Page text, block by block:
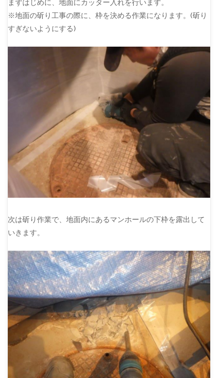
まずはじめに、地面にカッター入れを行います。
※地面の斫り工事の際に、枠を決める作業になります。(斫り
すぎないようにする)
次は斫り作業で、地面内にあるマンホールの下枠を露出して
いきます。